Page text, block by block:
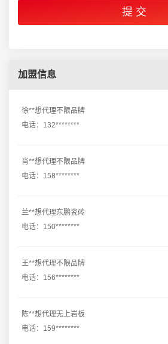
加盟信息
徐**想代理不限品牌
电话：132********
肖**想代理不限品牌
电话：158********
兰**想代理东鹏瓷砖
电话：150********
王**想代理不限品牌
电话：156********
陈**想代理无上岩板
电话：159********